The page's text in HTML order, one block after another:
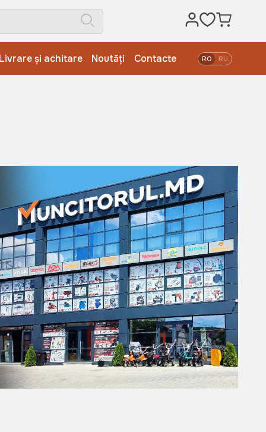
și achitare Noutăți Contacte RO RU